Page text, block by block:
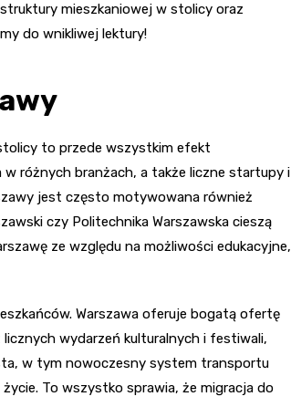
mieszkaniowej w stolicy oraz
do wnikliwej lektury!
to przede wszystkim efekt
różnych branżach, a także liczne startupy i
jest często motywowana również
czy Politechnika Warszawska cieszą
ze względu na możliwości edukacyjne,
Warszawa oferuje bogatą ofertę
wydarzeń kulturalnych i festiwali,
w tym nowoczesny system transportu
To wszystko sprawia, że migracja do